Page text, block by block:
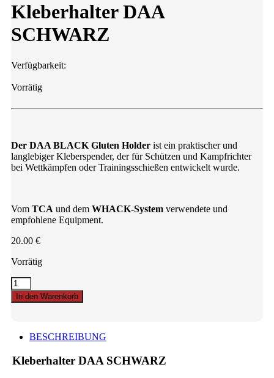
Kleberhalter DAA
SCHWARZ
Verfügbarkeit:
Vorrätig
Der DAA BLACK Gluten Holder ist ein praktischer und
langlebiger Kleberspender, der für Schützen und Kampfrichter
bei Wettkämpfen oder Trainingsschießen entwickelt wurde.
Vom TCA und dem WHACK-System verwendete und
empfohlene Equipment.
20.00 €
Vorrätig
Kleberhalter
DAA
SCHWARZ
In den Warenkorb
BESCHREIBUNG
Kleberhalter DAA SCHWARZ